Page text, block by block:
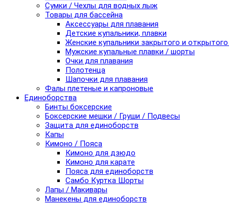
Сумки / Чехлы для водных лыж
Товары для бассейна
Аксессуары для плавания
Детские купальники, плавки
Женские купальники закрытого и
Мужские купальные плавки / шорты
Очки для плавания
Полотенца
Шапочки для плавания
Фалы плетеные и капроновые
Единоборства
Бинты боксерские
Боксерские мешки / Груши / Подвесы
Защита для единоборств
Капы
Кимоно / Пояса
Кимоно для дзюдо
Кимоно для карате
Пояса для единоборств
Самбо Куртка Шорты
Лапы / Макивары
Манекены для единоборств